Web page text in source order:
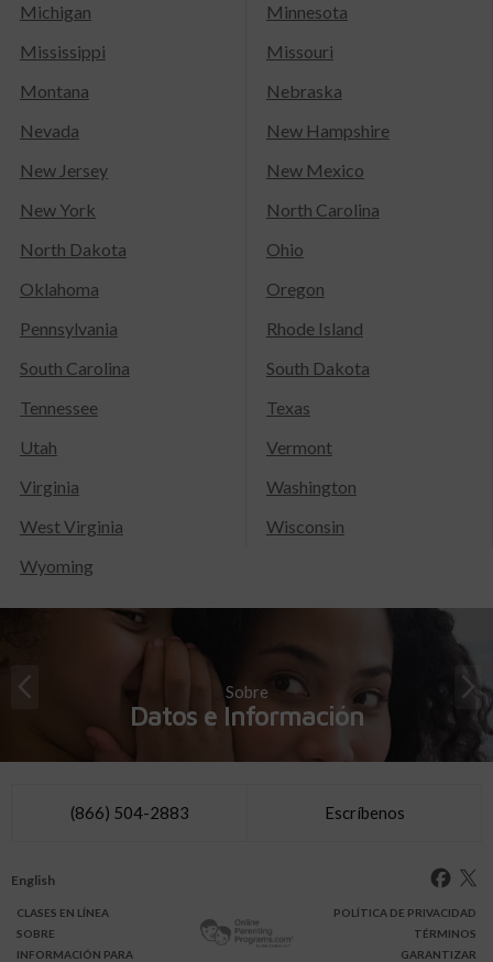
Michigan
Minnesota
Mississippi
Missouri
Montana
Nebraska
Nevada
New Hampshire
New Jersey
New Mexico
New York
North Carolina
North Dakota
Ohio
Oklahoma
Oregon
Pennsylvania
Rhode Island
South Carolina
South Dakota
Tennessee
Texas
Utah
Vermont
Virginia
Washington
West Virginia
Wisconsin
Wyoming
Sobre
Datos e Información
(866) 504-2883 Escríbenos
English
CLASES EN LÍNEA
SOBRE
INFORMACIÓN PARA
POLÍTICA DE PRIVACIDAD
TÉRMINOS
GARANTIZAR